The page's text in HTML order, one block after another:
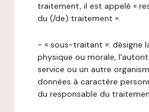
traitement, il est appelé «
du (/de) traitement ».
- « sous-traitant »: désigne
physique ou morale,
service ou un autre
données à caractère
du responsable du